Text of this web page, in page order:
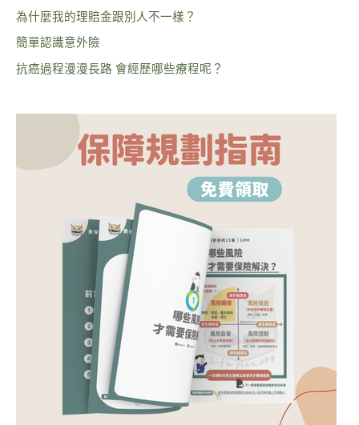
為什麼我的理賠金跟別人不一樣？
簡單認識意外險
抗癌過程漫漫長路 會經歷哪些療程呢？